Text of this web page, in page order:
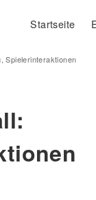
Startseite
Spielerinteraktionen